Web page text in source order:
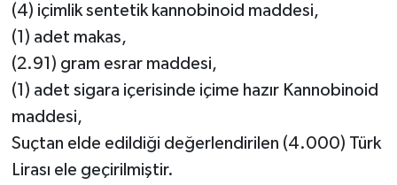
(4) içimlik sentetik kannobinoid maddesi,
(1) adet makas,
(2.91) gram esrar maddesi,
(1) adet sigara içerisinde içime hazır Kannobinoid
maddesi,⁠
Suçtan elde edildiği değerlendirilen (4.000) Türk
Lirası ele geçirilmiştir.